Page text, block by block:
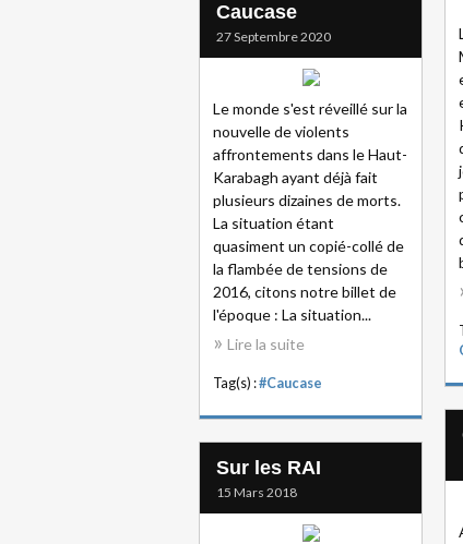
Caucase
27 Septembre 2020
Le monde s'est réveillé sur la
nouvelle de violents
affrontements dans le Haut-
Karabagh ayant déjà fait
plusieurs dizaines de morts.
La situation étant
quasiment un copié-collé de
la flambée de tensions de
2016, citons notre billet de
l'époque : La situation...
Lire la suite
Tag(s) :#Caucase
Sur les RAI
15 Mars 2018